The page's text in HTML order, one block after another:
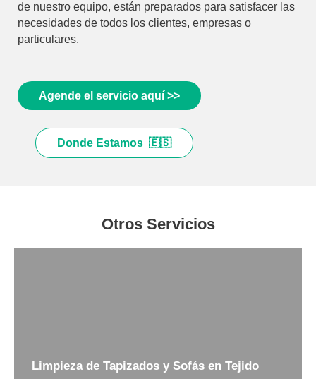
de nuestro equipo, están preparados para satisfacer las
necesidades de todos los clientes, empresas o
particulares.
Agende el servicio aquí >>
Donde Estamos 🇪🇸
Otros Servicios
Limpieza de Tapizados y Sofás en Tejido